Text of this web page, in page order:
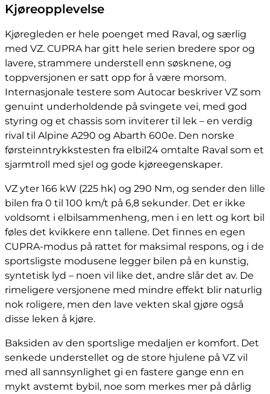
Kjøreopplevelse
Kjøregleden er hele poenget med Raval, og særlig
med VZ. CUPRA har gitt hele serien bredere spor og
lavere, strammere understell enn søsknene, og
toppversjonen er satt opp for å være morsom.
Internasjonale testere som Autocar beskriver VZ som
genuint underholdende på svingete vei, med god
styring og et chassis som inviterer til lek – en verdig
rival til Alpine A290 og Abarth 600e. Den norske
førsteinntrykkstesten fra elbil24 omtalte Raval som et
sjarmtroll med sjel og gode kjøreegenskaper.
VZ yter 166 kW (225 hk) og 290 Nm, og sender den lille
bilen fra 0 til 100 km/t på 6,8 sekunder. Det er ikke
voldsomt i elbilsammenheng, men i en lett og kort bil
føles det kvikkere enn tallene. Det finnes en egen
CUPRA-modus på rattet for maksimal respons, og i de
sportsligste modusene legger bilen på en kunstig,
syntetisk lyd – noen vil like det, andre slår det av. De
rimeligere versjonene med mindre effekt blir naturlig
nok roligere, men den lave vekten skal gjøre også
disse leken å kjøre.
Baksiden av den sportslige medaljen er komfort. Det
senkede understellet og de store hjulene på VZ vil
med all sannsynlighet gi en fastere gange enn en
mykt avstemt bybil, noe som merkes mer på dårlig